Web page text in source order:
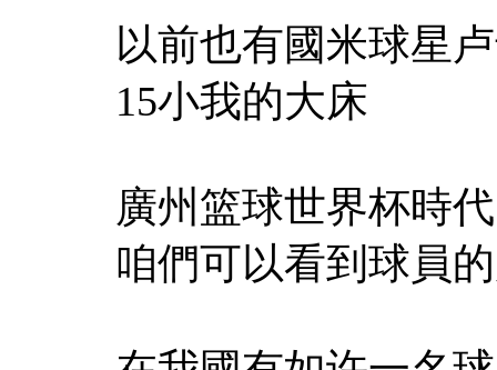
以前也有國米球星
15小我的大床
廣州篮球世界杯時
咱們可以看到球員